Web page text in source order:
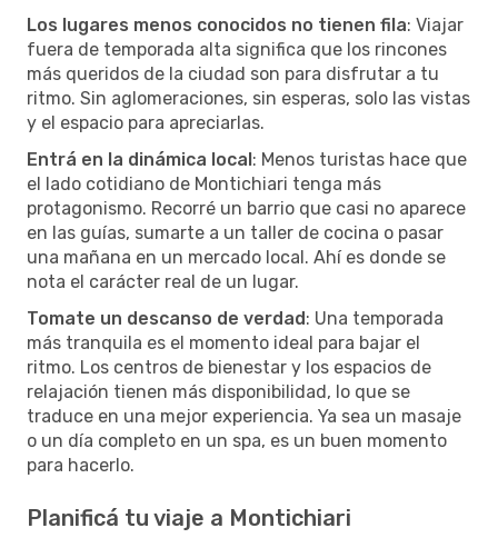
Los lugares menos conocidos no tienen fila: Viajar
fuera de temporada alta significa que los rincones
más queridos de la ciudad son para disfrutar a tu
ritmo. Sin aglomeraciones, sin esperas, solo las vistas
y el espacio para apreciarlas.
Entrá en la dinámica local: Menos turistas hace que
el lado cotidiano de Montichiari tenga más
protagonismo. Recorré un barrio que casi no aparece
en las guías, sumarte a un taller de cocina o pasar
una mañana en un mercado local. Ahí es donde se
nota el carácter real de un lugar.
Tomate un descanso de verdad: Una temporada
más tranquila es el momento ideal para bajar el
ritmo. Los centros de bienestar y los espacios de
relajación tienen más disponibilidad, lo que se
traduce en una mejor experiencia. Ya sea un masaje
o un día completo en un spa, es un buen momento
para hacerlo.
Planificá tu viaje a Montichiari